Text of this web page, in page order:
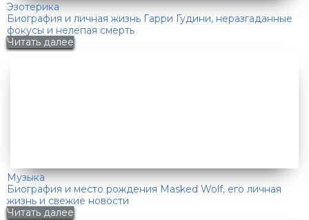
Эзотерика
Биография и личная жизнь Гарри Гудини, неразгаданные
фокусы и нелепая смерть
Читать далее
Музыка
Биография и место рождения Masked Wolf, его личная
жизнь и свежие новости
Читать далее